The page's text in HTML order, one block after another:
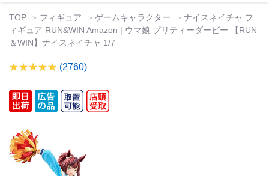
TOP フィギュア ゲームキャラクター
ナイスネイチャ フ
ィギュア RUN&WIN Amazon | ウマ娘 プリティーダービー 【RUN
＆WIN】ナイスネイチャ 1/7
(2760)